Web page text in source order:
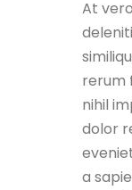
At
rerum
nihil
dolor
a